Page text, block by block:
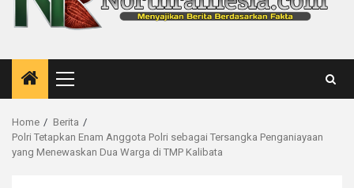
Primary
Menu
Home
Berita
Polri Tetapkan Enam Anggota Polri sebagai Tersangka Penganiayaan
yang Menewaskan Dua Warga di TMP Kalibata